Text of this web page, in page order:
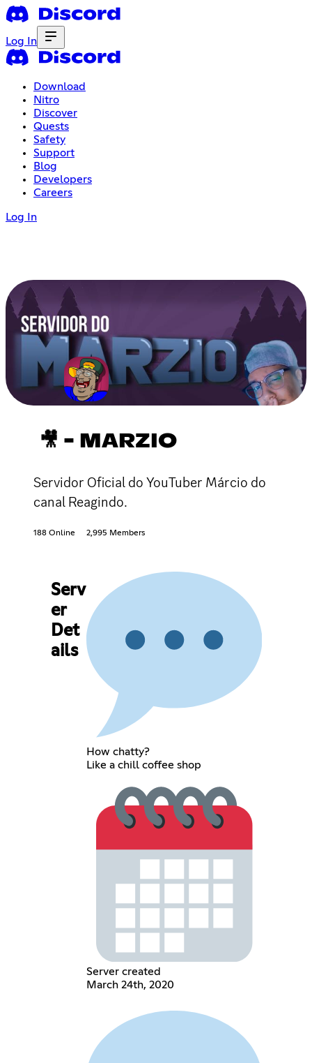
Log In
Download
Nitro
Discover
Quests
Safety
Support
Blog
Developers
Careers
Log In
🎥 - MARZIO
Servidor Oficial do YouTuber Márcio do
canal Reagindo.
188 Online 2,995 Members
Serv
er
Det
ails
How chatty?
Like a chill coffee shop
Server created
March 24th, 2020